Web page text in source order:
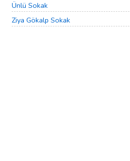
Ünlü Sokak
Ziya Gökalp Sokak